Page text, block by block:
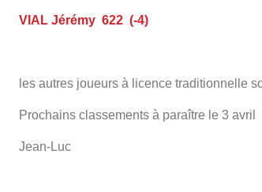
VIAL Jérémy 622 (-4)
les autres joueurs à licence traditionnelle
Prochains classements à paraître le 3 avril
Jean-Luc